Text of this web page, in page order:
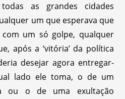
as grandes cidades
um que esperava que
um só golpe, qualquer
após a ‘vitória’ da política
desejar agora entregar-
lado ele toma, o de um
ou o de uma exultação